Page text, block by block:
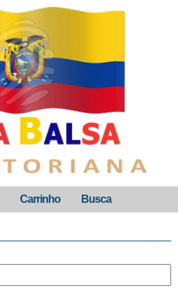
Carrinho Busca